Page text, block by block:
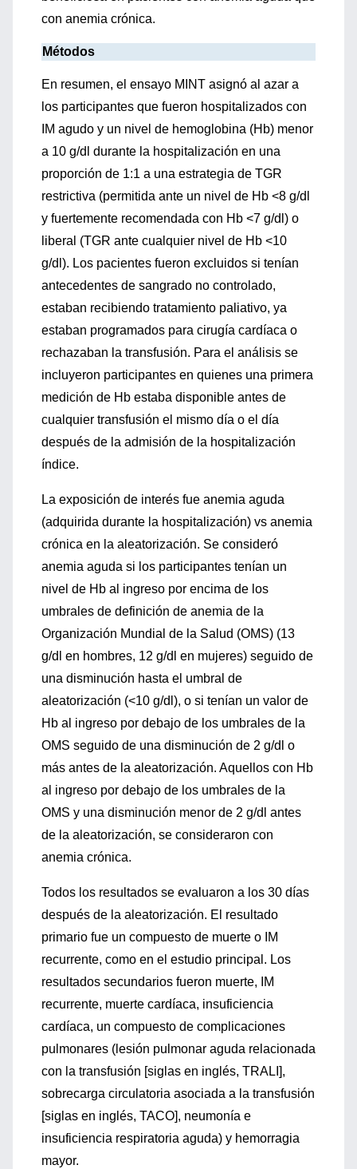
con anemia crónica.
Métodos
En resumen, el ensayo MINT asignó al azar a
los participantes que fueron hospitalizados con
IM agudo y un nivel de hemoglobina (Hb) menor
a 10 g/dl durante la hospitalización en una
proporción de 1:1 a una estrategia de TGR
restrictiva (permitida ante un nivel de Hb <8 g/dl
y fuertemente recomendada con Hb <7 g/dl) o
liberal (TGR ante cualquier nivel de Hb <10
g/dl). Los pacientes fueron excluidos si tenían
antecedentes de sangrado no controlado,
estaban recibiendo tratamiento paliativo, ya
estaban programados para cirugía cardíaca o
rechazaban la transfusión. Para el análisis se
incluyeron participantes en quienes una primera
medición de Hb estaba disponible antes de
cualquier transfusión el mismo día o el día
después de la admisión de la hospitalización
índice.
La exposición de interés fue anemia aguda
(adquirida durante la hospitalización) vs anemia
crónica en la aleatorización. Se consideró
anemia aguda si los participantes tenían un
nivel de Hb al ingreso por encima de los
umbrales de definición de anemia de la
Organización Mundial de la Salud (OMS) (13
g/dl en hombres, 12 g/dl en mujeres) seguido de
una disminución hasta el umbral de
aleatorización (<10 g/dl), o si tenían un valor de
Hb al ingreso por debajo de los umbrales de la
OMS seguido de una disminución de 2 g/dl o
más antes de la aleatorización. Aquellos con Hb
al ingreso por debajo de los umbrales de la
OMS y una disminución menor de 2 g/dl antes
de la aleatorización, se consideraron con
anemia crónica.
Todos los resultados se evaluaron a los 30 días
después de la aleatorización. El resultado
primario fue un compuesto de muerte o IM
recurrente, como en el estudio principal. Los
resultados secundarios fueron muerte, IM
recurrente, muerte cardíaca, insuficiencia
cardíaca, un compuesto de complicaciones
pulmonares (lesión pulmonar aguda relacionada
con la transfusión [siglas en inglés, TRALI],
sobrecarga circulatoria asociada a la transfusión
[siglas en inglés, TACO], neumonía e
insuficiencia respiratoria aguda) y hemorragia
mayor.